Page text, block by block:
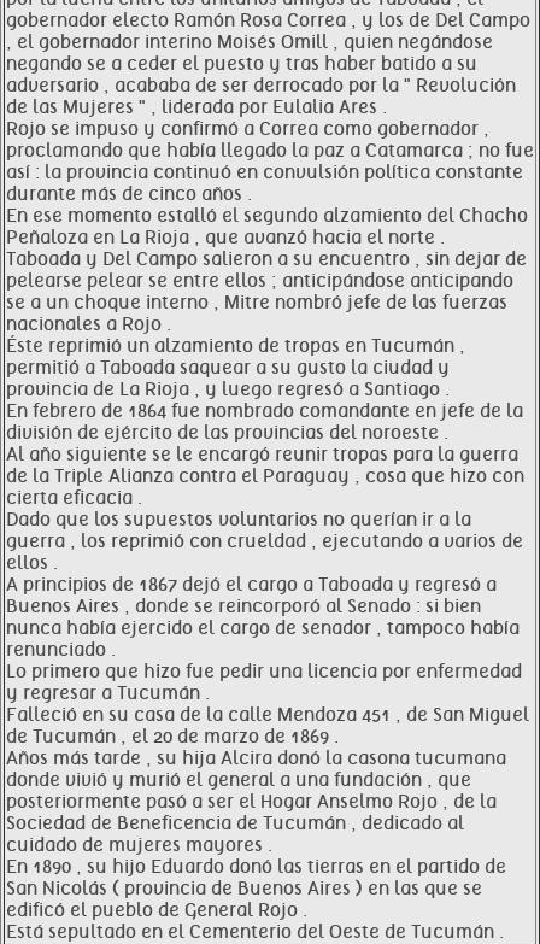
gobernador electo Ramón Rosa Correa , y los de Del Campo
, el gobernador interino Moisés Omill , quien negándose
negando se a ceder el puesto y tras haber batido a su
adversario , acababa de ser derrocado por la " Revolución
de las Mujeres " , liderada por Eulalia Ares .
Rojo se impuso y confirmó a Correa como gobernador ,
proclamando que había llegado la paz a Catamarca ; no fue
así : la provincia continuó en convulsión política constante
durante más de cinco años .
En ese momento estalló el segundo alzamiento del Chacho
Peñaloza en La Rioja , que avanzó hacia el norte .
Taboada y Del Campo salieron a su encuentro , sin dejar de
pelearse pelear se entre ellos ; anticipándose anticipando
se a un choque interno , Mitre nombró jefe de las fuerzas
nacionales a Rojo .
Éste reprimió un alzamiento de tropas en Tucumán ,
permitió a Taboada saquear a su gusto la ciudad y
provincia de La Rioja , y luego regresó a Santiago .
En febrero de 1864 fue nombrado comandante en jefe de la
división de ejército de las provincias del noroeste .
Al año siguiente se le encargó reunir tropas para la guerra
de la Triple Alianza contra el Paraguay , cosa que hizo con
cierta eficacia .
Dado que los supuestos voluntarios no querían ir a la
guerra , los reprimió con crueldad , ejecutando a varios de
ellos .
A principios de 1867 dejó el cargo a Taboada y regresó a
Buenos Aires , donde se reincorporó al Senado : si bien
nunca había ejercido el cargo de senador , tampoco había
renunciado .
Lo primero que hizo fue pedir una licencia por enfermedad
y regresar a Tucumán .
Falleció en su casa de la calle Mendoza 451 , de San Miguel
de Tucumán , el 20 de marzo de 1869 .
Años más tarde , su hija Alcira donó la casona tucumana
donde vivió y murió el general a una fundación , que
posteriormente pasó a ser el Hogar Anselmo Rojo , de la
Sociedad de Beneficencia de Tucumán , dedicado al
cuidado de mujeres mayores .
En 1890 , su hijo Eduardo donó las tierras en el partido de
San Nicolás ( provincia de Buenos Aires ) en las que se
edificó el pueblo de General Rojo .
Está sepultado en el Cementerio del Oeste de Tucumán .